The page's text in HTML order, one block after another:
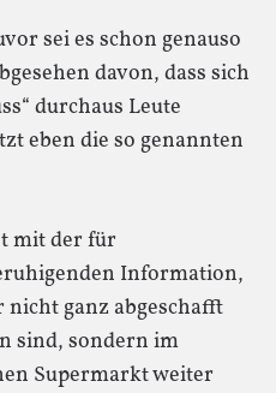
sei es schon genauso
davon, dass sich
durchaus Leute
eben die so genannten
mit der für
Information,
nicht ganz abgeschafft
sind, sondern im
Supermarkt weiter